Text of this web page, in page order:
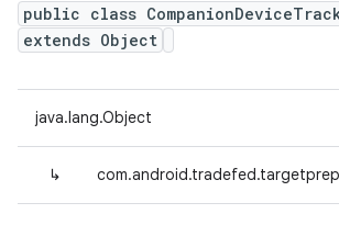
public class
extends Object
java.lang.Object
↳